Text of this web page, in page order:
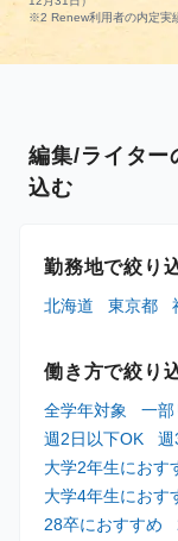
※2 Renew利用者の内定実
編集/ライター
込む
勤務地で絞り
北海道 東京都
働き方で絞り
全学年対象 一部
週2日以下OK
週
大学2年生におす
大学4年生におす
28卒におすすめ